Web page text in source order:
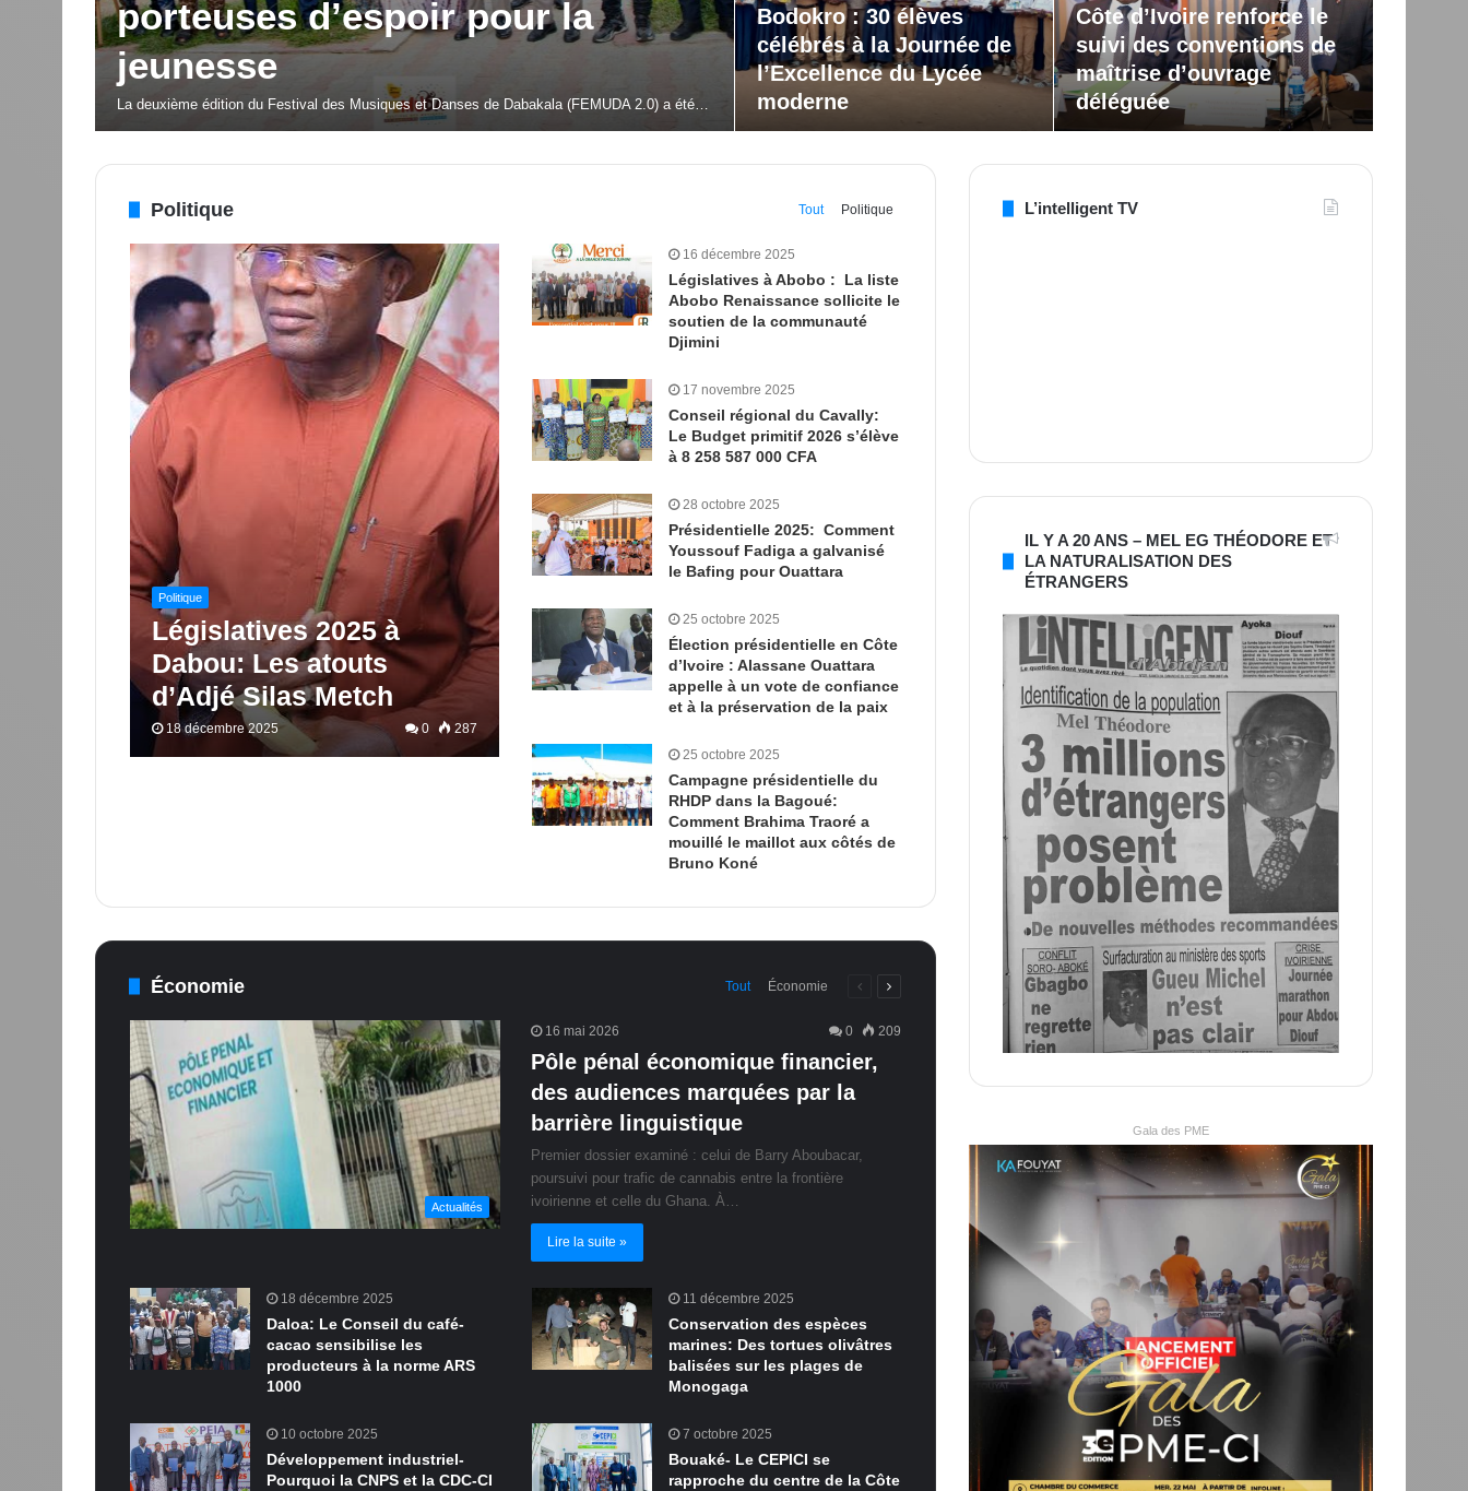
porteuses d’espoir pour la
jeunesse
La deuxième édition du Festival des Musiques et Danses de Dabakala (FEMUDA 2.0) a été…
Bodokro : 30 élèves
célébrés à la Journée de
l’Excellence du Lycée
moderne
Côte d’Ivoire renforce le
suivi des conventions de
maîtrise d’ouvrage
déléguée
Politique Tout Politique
Politique
Législatives 2025 à
Dabou: Les atouts
d’Adjé Silas Metch
18 décembre 2025 0 287
16 décembre 2025
Législatives à Abobo : La liste
Abobo Renaissance sollicite le
soutien de la communauté
Djimini
17 novembre 2025
Conseil régional du Cavally:
Le Budget primitif 2026 s’élève
à 8 258 587 000 CFA
28 octobre 2025
Présidentielle 2025: Comment
Youssouf Fadiga a galvanisé
le Bafing pour Ouattara
25 octobre 2025
Élection présidentielle en Côte
d’Ivoire : Alassane Ouattara
appelle à un vote de confiance
et à la préservation de la paix
25 octobre 2025
Campagne présidentielle du
RHDP dans la Bagoué:
Comment Brahima Traoré a
mouillé le maillot aux côtés de
Bruno Koné
Économie Tout Économie
PagePage
Actualités
16 mai 2026 0 209
Pôle pénal économique financier,
des audiences marquées par la
barrière linguistique
Premier dossier examiné : celui de Barry Aboubacar,
poursuivi pour trafic de cannabis entre la frontière
ivoirienne et celle du Ghana. À…
Lire la suite »
18 décembre 2025
Daloa: Le Conseil du café-
cacao sensibilise les
producteurs à la norme ARS
1000
11 décembre 2025
Conservation des espèces
marines: Des tortues olivâtres
balisées sur les plages de
Monogaga
10 octobre 2025
Développement industriel-
Pourquoi la CNPS et la CDC-CI
7 octobre 2025
Bouaké- Le CEPICI se
rapproche du centre de la Côte
L’intelligent TV
IL Y A 20 ANS – MEL EG THÉODORE ET
LA NATURALISATION DES
ÉTRANGERS
Gala des PME